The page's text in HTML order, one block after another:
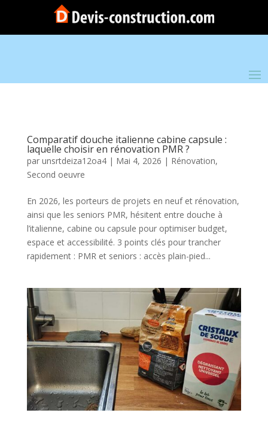
Comparatif douche italienne cabine capsule :
laquelle choisir en rénovation PMR ?
par unsrtdeiza12oa4| Mai 4, 2026 | Rénovation,
Second oeuvre
En 2026, les porteurs de projets en neuf et rénovation,
ainsi que les seniors PMR, hésitent entre douche à
l’italienne, cabine ou capsule pour optimiser budget,
espace et accessibilité. 3 points clés pour trancher
rapidement : PMR et seniors : accès plain-pied...